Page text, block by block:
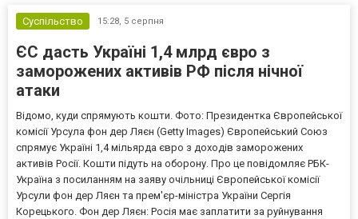
Суспільство 15:28, 5 серпня
ЄС дасть Україні 1,4 млрд євро з
заморожених активів РФ після нічної
атаки
Відомо, куди спрямують кошти. Фото: Президентка Європейської
комісії Урсула фон дер Ляєн (Getty Images) Європейський Союз
спрямує Україні 1,4 мільярда євро з доходів заморожених
активів Росії. Кошти підуть на оборону. Про це повідомляє РБК-
Україна з посиланням на заяву очільниці Європейської комісії
Урсули фон дер Ляєн та прем'єр-міністра України Сергія
Корецького. Фон дер Ляєн: Росія має заплатити за руйнування